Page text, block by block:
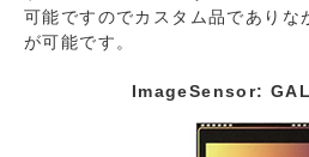
可能ですのでカスタム品でありな
が可能です。
ImageSensor: